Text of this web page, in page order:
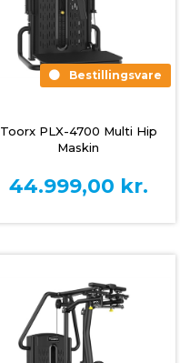
Bestillingsvare
Toorx PLX-4700 Multi Hip
Maskin
44.999,00 kr.